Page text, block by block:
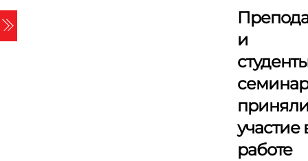
Skip
to
content
и
участие
работе